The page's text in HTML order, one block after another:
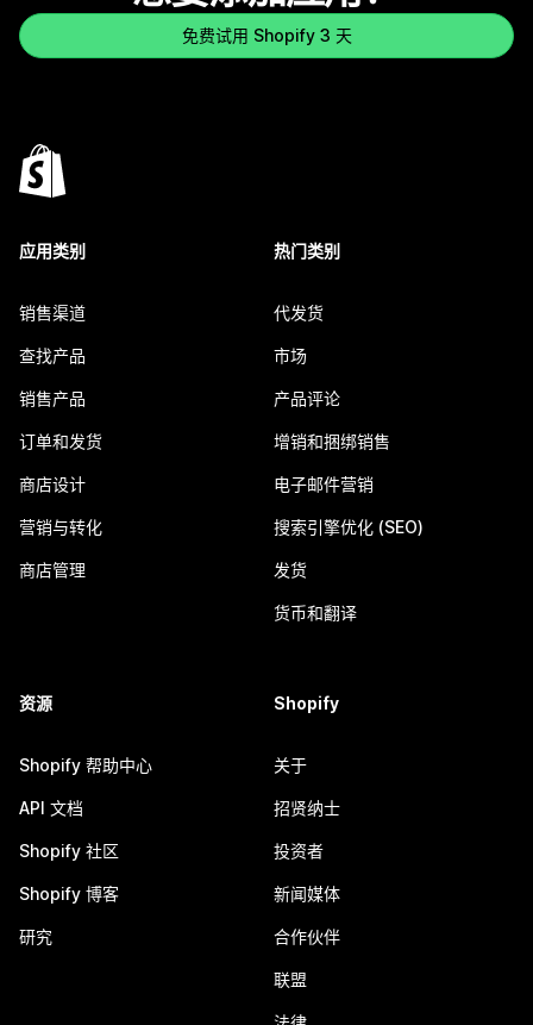
免费试用 Shopify 3 天
应用类别
销售渠道
查找产品
销售产品
订单和发货
商店设计
营销与转化
商店管理
热门类别
代发货
市场
产品评论
增销和捆绑销售
电子邮件营销
搜索引擎优化 (SEO)
发货
货币和翻译
资源
Shopify 帮助中心
API 文档
Shopify 社区
Shopify 博客
研究
Shopify
关于
招贤纳士
投资者
新闻媒体
合作伙伴
联盟